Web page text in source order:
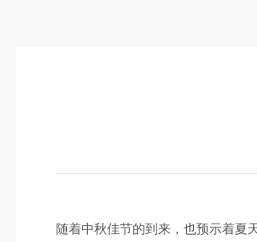
随着中秋佳节的到来，也预示着夏